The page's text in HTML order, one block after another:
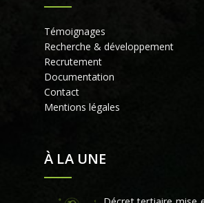
Témoignages
Recherche & développement
Recrutement
Documentation
Contact
Mentions légales
À LA UNE